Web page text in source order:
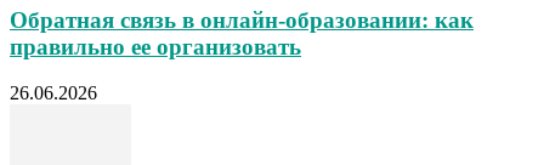
Обратная связь в онлайн-образовании: как
правильно ее организовать
26.06.2026